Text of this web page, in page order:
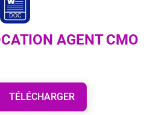
AGENT CMO
TÉLÉCHARGER